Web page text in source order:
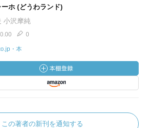
ーホ (どうわランド)
小沢摩純
0.00 0
・本
この著者の新刊を通知する